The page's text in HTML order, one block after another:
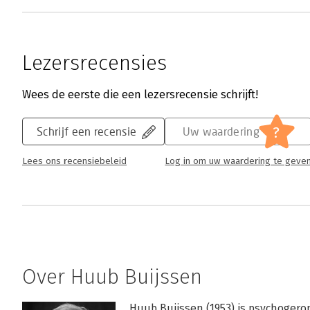
Lezersrecensies
Wees de eerste die een lezersrecensie schrijft!
Schrijf een recensie
Lees ons recensiebeleid
Uw waardering ?
Log in om uw waardering te geven
Over Huub Buijssen